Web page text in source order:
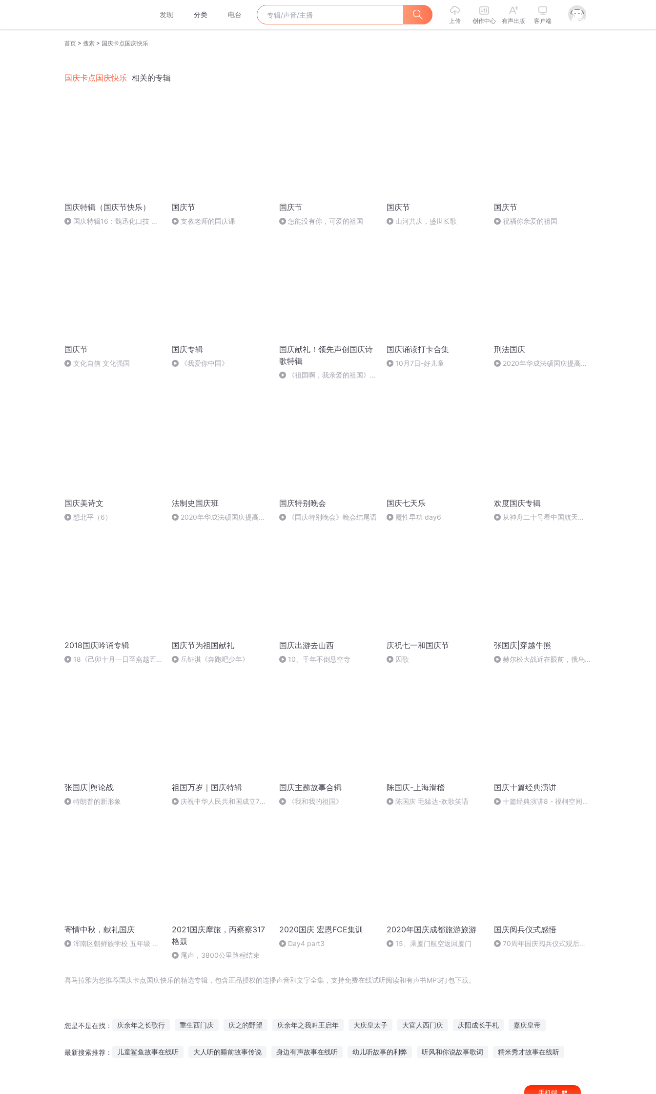
发现 分类 电台
上传 创作中心 有声出版 客户端
首页 > 搜索 > 国庆卡点国庆快乐
国庆卡点国庆快乐 相关的专辑
国庆特辑（国庆节快乐）
国庆特辑16：魏迅化口技 二
国庆节
支教老师的国庆课
国庆节
怎能没有你，可爱的祖国
国庆节
山河共庆，盛世长歌
国庆节
祝福你亲爱的祖国
国庆节
文化自信 文化强国
国庆专辑
《我爱你中国》
国庆献礼！领先声创国庆诗
歌特辑
《祖国啊，我亲爱的祖国》温
国庆诵读打卡合集
10月7日-好儿童
刑法国庆
2020年华成法硕国庆提高班
国庆美诗文
想北平（6）
法制史国庆班
2020年华成法硕国庆提高班
国庆特别晚会
《国庆特别晚会》晚会结尾语
国庆七天乐
魔性早功 day6
欢度国庆专辑
从神舟二十号看中国航天
2018国庆吟诵专辑
18《己卯十月一日至燕越五
国庆节为祖国献礼
岳钲淇《奔跑吧少年》
国庆出游去山西
10、千年不倒悬空寺
庆祝七一和国庆节
囚歌
张国庆|穿越牛熊
赫尔松大战近在眼前，俄乌冲
张国庆|舆论战
特朗普的新形象
祖国万岁｜国庆特辑
庆祝中华人民共和国成立73
国庆主题故事合辑
《我和我的祖国》
陈国庆-上海滑稽
陈国庆 毛猛达-欢歌笑语
国庆十篇经典演讲
十篇经典演讲8 - 福柯空间回
寄情中秋，献礼国庆
浑南区朝鲜族学校 五年级 孙
2021国庆摩旅，丙察察317
格聂
尾声，3800公里路程结束
2020国庆 宏恩FCE集训
Day4 part3
2020年国庆成都旅游旅游
15、乘厦门航空返回厦门
国庆阅兵仪式感悟
70周年国庆阅兵仪式观后感
喜马拉雅为您推荐国庆卡点国庆快乐的精选专辑，包含正品授权的连播声音和文字全集，支持免费在线试听阅读和有声书MP3打包下载。
您是不是在找： 庆余年之长歌行 重生西门庆 庆之的野望 庆余年之我叫王启年 大庆皇太子 大官人西门庆 庆阳成长手札 嘉庆皇帝
最新搜索推荐： 儿童鲨鱼故事在线听 大人听的睡前故事传说 身边有声故事在线听 幼儿听故事的利弊 听风和你说故事歌词 糯米秀才故事在线听